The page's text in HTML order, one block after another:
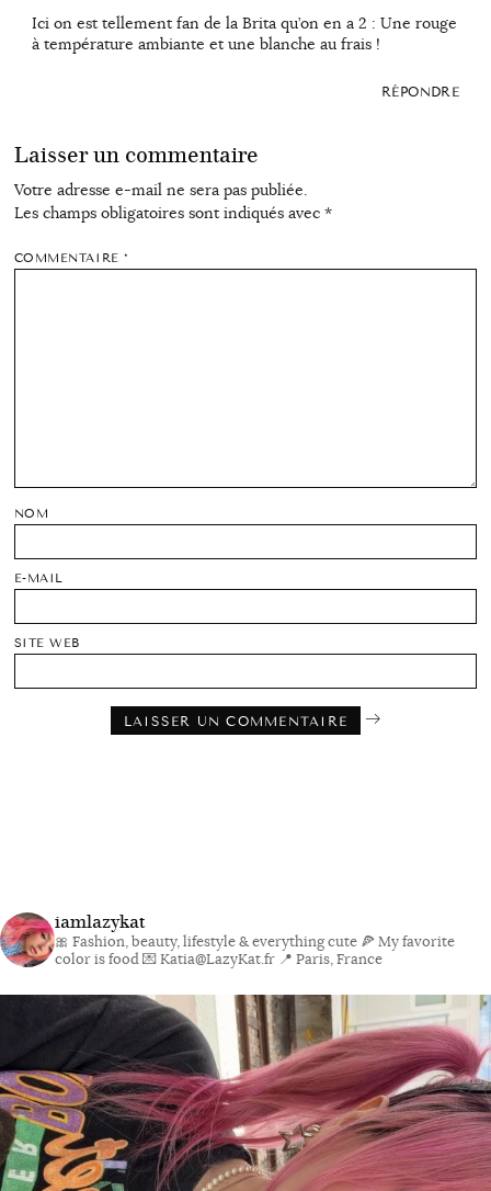
Ici on est tellement fan de la Brita qu’on en a 2 : Une rouge
à température ambiante et une blanche au frais !
RÉPONDRE
Laisser un commentaire
Votre adresse e-mail ne sera pas publiée.
Les champs obligatoires sont indiqués avec *
COMMENTAIRE*
NOM
E-MAIL
SITE WEB
iamlazykat
🎀 Fashion, beauty, lifestyle & everything cute 🍕 My favorite
color is food💌 Katia@LazyKat.fr 📍 Paris, France